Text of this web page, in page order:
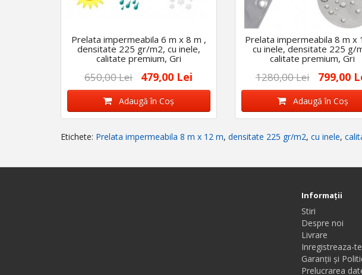
Prelata impermeabila 6 m x 8 m ,
densitate 225 gr/m2, cu inele,
calitate premium, Gri
650,00 Lei 479,00 Lei
Adaugă în Coş
Prelata impermeabila 8 m x
cu inele, densitate 225 g/
calitate premium, Gri
1280,00 Lei 799,00
Adaugă în Coş
Etichete: Prelata impermeabila 8 m x 12 m, densitate 225 gr/m2, cu inele,
Informaţii
Stiri
Despre noi
Livrare
Inregistreaza-
Garanții și
Prelucrarea